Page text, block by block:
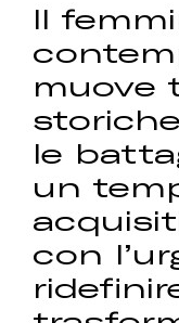
Il
muove
le
un
con